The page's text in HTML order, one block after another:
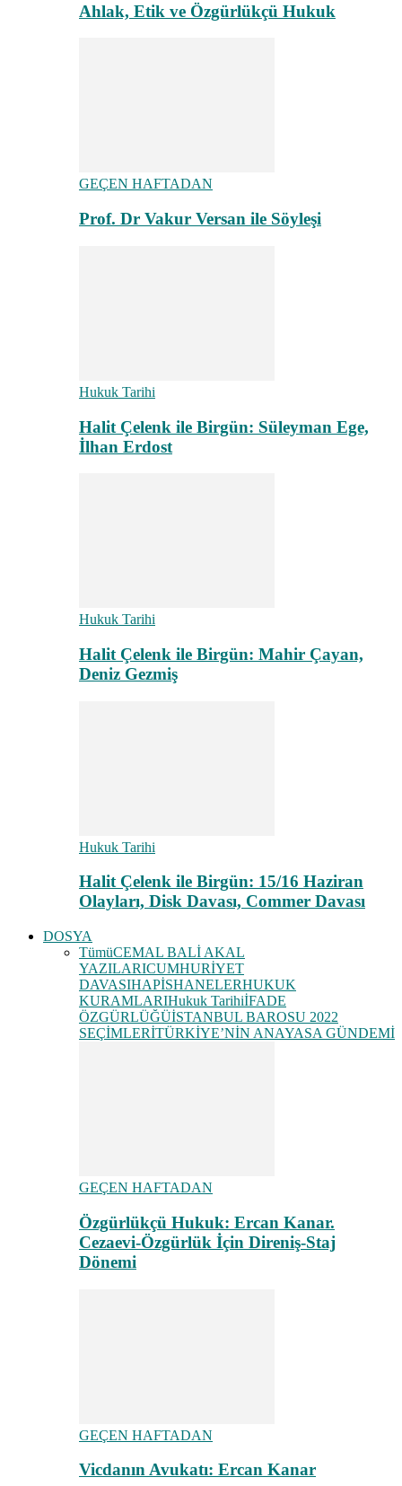
Ahlak, Etik ve Özgürlükçü Hukuk
GEÇEN HAFTADAN
Prof. Dr Vakur Versan ile Söyleşi
Hukuk Tarihi
Halit Çelenk ile Birgün: Süleyman Ege,
İlhan Erdost
Hukuk Tarihi
Halit Çelenk ile Birgün: Mahir Çayan,
Deniz Gezmiş
Hukuk Tarihi
Halit Çelenk ile Birgün: 15/16 Haziran
Olayları, Disk Davası, Commer Davası
DOSYA
TümüCEMAL BALİ AKAL
YAZILARICUMHURİYET
DAVASIHAPİSHANELERHUKUK
KURAMLARIHukuk TarihiİFADE
ÖZGÜRLÜĞÜİSTANBUL BAROSU 2022
SEÇİMLERİTÜRKİYE’NİN ANAYASA GÜNDEMİ
GEÇEN HAFTADAN
Özgürlükçü Hukuk: Ercan Kanar.
Cezaevi-Özgürlük İçin Direniş-Staj
Dönemi
GEÇEN HAFTADAN
Vicdanın Avukatı: Ercan Kanar